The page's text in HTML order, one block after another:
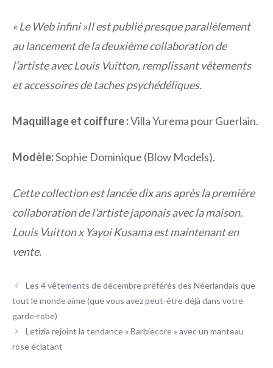
« Le Web infini »Il est publié presque parallèlement
au lancement de la deuxième collaboration de
l’artiste avec Louis Vuitton, remplissant vêtements
et accessoires de taches psychédéliques.
Maquillage et coiffure :Villa Yurema pour Guerlain.
Modèle:Sophie Dominique (Blow Models).
Cette collection est lancée dix ans après la première
collaboration de l’artiste japonais avec lamaison.
Louis Vuitton x Yayoi Kusama est maintenant en
vente.
Les 4 vêtements de décembre préférés des Néerlandais que
tout le monde aime (que vous avez peut-être déjà dans votre
garde-robe)
Letizia rejoint la tendance « Barbiecore » avec un manteau
rose éclatant